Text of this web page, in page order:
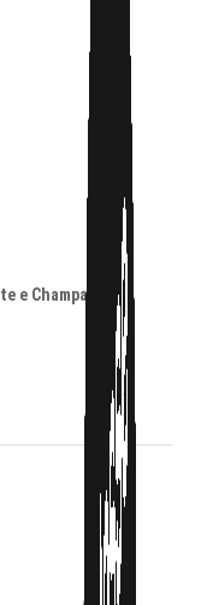
e Champagne